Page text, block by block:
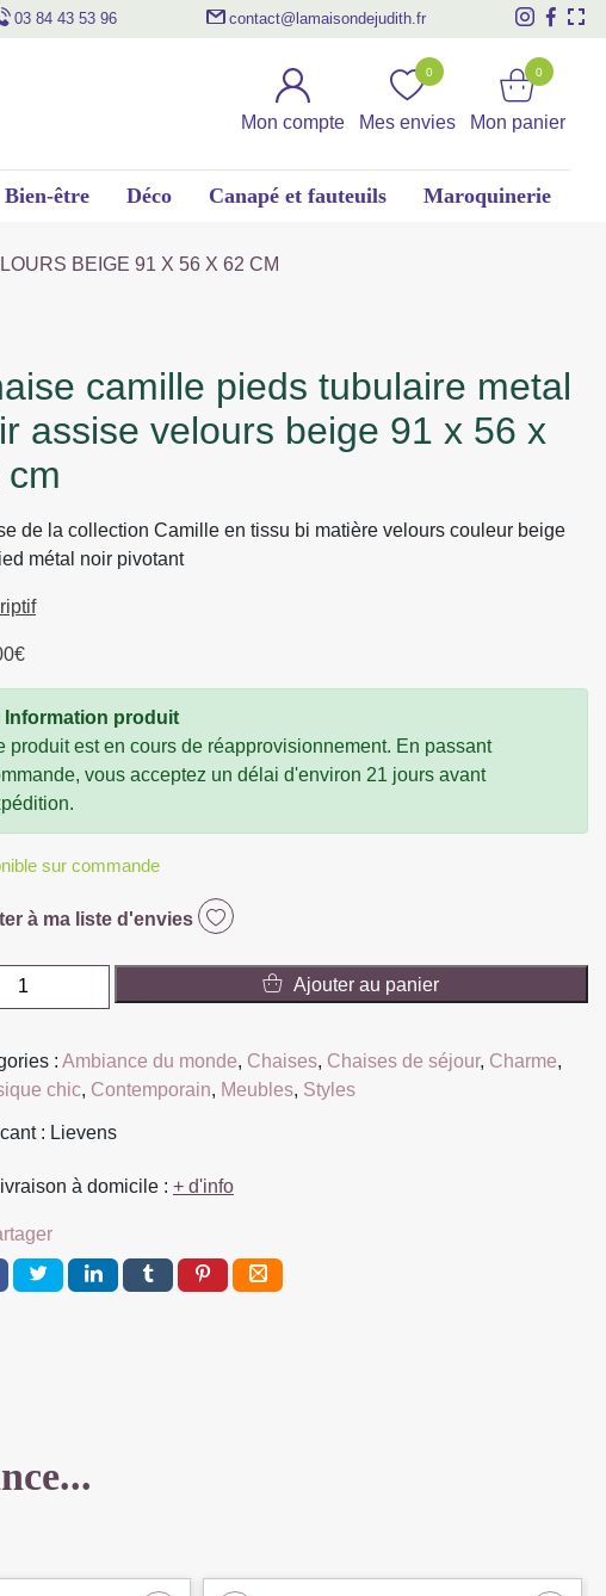
03 84 43 53 96 contact@lamaisondejudith.fr
Mon compte Mes envies
0
Mon panier
0
Bien-être Déco Canapé et fauteuils Maroquinerie
BEIGE 91 X 56 X 62 CM
assise velours beige 91 x 56 x
cm
de la collection Camille en tissu bi matière velours couleur beige
métal noir pivotant
€
Information produit
produit est en cours de réapprovisionnement. En passant
vous acceptez un délai d'environ 21 jours avant
sur commande
à ma liste d'envies
Ajouter au panier
: Ambiance du monde, Chaises, Chaises de séjour, Charme,
chic, Contemporain, Meubles, Styles
: Lievens
à domicile : + d'info